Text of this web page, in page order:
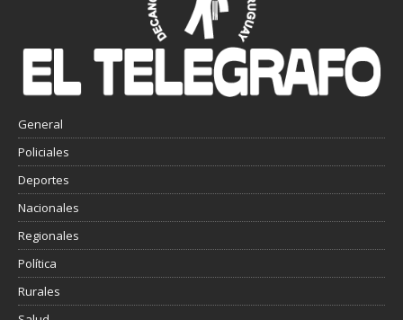
General
Policiales
Deportes
Nacionales
Regionales
Política
Rurales